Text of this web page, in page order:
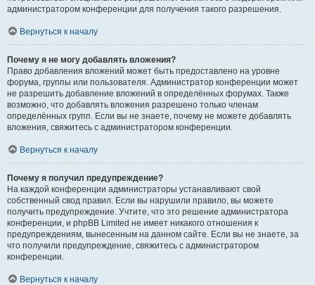
администратором конференции для получения такого разрешения.
Вернуться к началу
Почему я не могу добавлять вложения?
Право добавления вложений может быть предоставлено на уровне
форума, группы или пользователя. Администратор конференции может
не разрешить добавление вложений в определённых форумах. Также
возможно, что добавлять вложения разрешено только членам
определённых групп. Если вы не знаете, почему не можете добавлять
вложения, свяжитесь с администратором конференции.
Вернуться к началу
Почему я получил предупреждение?
На каждой конференции администраторы устанавливают свой
собственный свод правил. Если вы нарушили правило, вы можете
получить предупреждение. Учтите, что это решение администратора
конференции, и phpBB Limited не имеет никакого отношения к
предупреждениям, вынесенным на данном сайте. Если вы не знаете, за
что получили предупреждение, свяжитесь с администратором
конференции.
Вернуться к началу